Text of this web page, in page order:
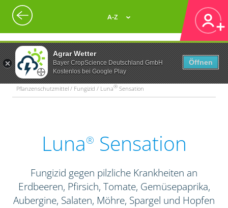
Agrar Wetter
Bayer CropScience Deutschland GmbH
Kostenlos bei Google Play
Öffnen
A-Z
Pflanzenschutzmittel / Fungizid / Luna® Sensation
Luna® Sensation
Fungizid gegen pilzliche Krankheiten an
Erdbeeren, Pfirsich, Tomate, Gemüsepaprika,
Aubergine, Salaten, Möhre, Spargel und Hopfen